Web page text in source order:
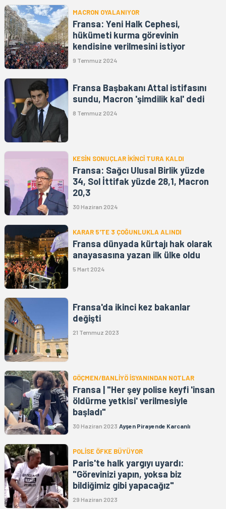
MACRON OYALANIYOR
Fransa: Yeni Halk Cephesi,
hükümeti kurma görevinin
kendisine verilmesini istiyor
9 Temmuz 2024
Fransa Başbakanı Attal istifasını
sundu, Macron 'şimdilik kal' dedi
8 Temmuz 2024
KESİN SONUÇLAR İKİNCİ TURA KALDI
Fransa: Sağcı Ulusal Birlik yüzde
34, Sol İttifak yüzde 28,1, Macron
20,3
30 Haziran 2024
KARAR 5'TE 3 ÇOĞUNLUKLA ALINDI
Fransa dünyada kürtajı hak olarak
anayasasına yazan ilk ülke oldu
5 Mart 2024
Fransa'da ikinci kez bakanlar
değişti
21 Temmuz 2023
GÖÇMEN/BANLİYÖ İSYANINDAN NOTLAR
Fransa | "Her şey polise keyfi 'insan
öldürme yetkisi' verilmesiyle
başladı"
30 Haziran 2023 Ayşen Pirayende Karcanlı
POLİSE ÖFKE BÜYÜYOR
Paris'te halk yargıyı uyardı:
"Görevinizi yapın, yoksa biz
bildiğimiz gibi yapacağız"
29 Haziran 2023